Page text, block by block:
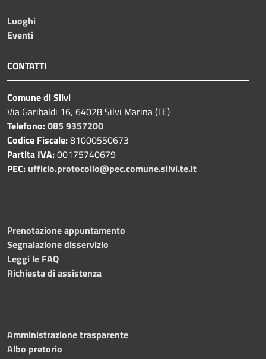
Luoghi
Eventi
CONTATTI
Comune di Silvi
Via Garibaldi 16, 64028 Silvi Marina (TE)
Telefono:085 9357200
Codice Fiscale:81000550673
Partita IVA:00175740679
PEC: ufficio.protocollo@pec.comune.silvi.te.it
Prenotazione appuntamento
Segnalazione disservizio
Leggi le FAQ
Richiesta di assistenza
Amministrazione trasparente
Albo pretorio